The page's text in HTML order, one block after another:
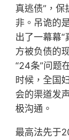
真逃债”，
非。吊诡的
出了一幕幕“
方被负债的
“24条”问题
时候，全国
会的渠道发
极沟通。
最高法先于